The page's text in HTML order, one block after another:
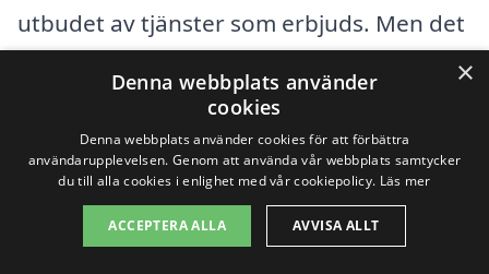
utbudet av tjänster som erbjuds. Men det
professionell firma som kan ge ditt golv
ett nytt liv. Om du inte hittar vad du söker
direkt i Helsingborg, finns det flera
närliggande städer där du också kan få
×
Denna webbplats använder
cookies
Denna webbplats använder cookies för att förbättra
användarupplevelsen. Genom att använda vår webbplats samtycker
du till alla cookies i enlighet med vår cookiepolicy. Läs mer
ACCEPTERA ALLA AVVISA ALLT